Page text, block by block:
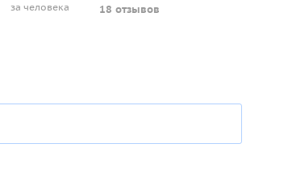
за человека 18 отзывов